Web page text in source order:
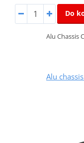
Do
Alu Chassis
Alu